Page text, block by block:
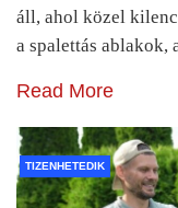
áll, ahol közel
a spalettás ablakok,
Read More
TIZENHETEDIK